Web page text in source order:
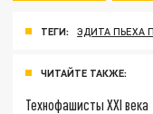
ТЕГИ: ЭДИТА ПЬЕХА
ЧИТАЙТЕ ТАКЖЕ:
Технофашисты XXI века